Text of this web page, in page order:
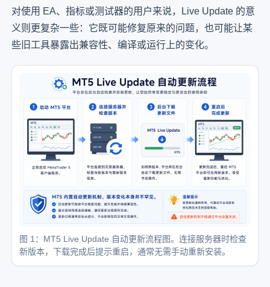
对使用 EA、指标或测试器的用户来说，Live Update 的意
义则更复杂一些：它既可能修复原来的问题，也可能让某
些旧工具暴露出兼容性、编译或运行上的变化。
图 1：MT5 Live Update 自动更新流程图。连接服务器时检查
新版本，下载完成后提示重启，通常无需手动重新安装。